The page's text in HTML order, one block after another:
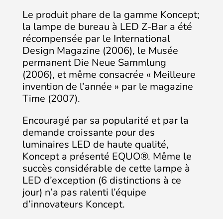
Le produit phare de la gamme Koncept;
la lampe de bureau à LED Z-Bar a été
récompensée par le International
Design Magazine (2006), le Musée
permanent Die Neue Sammlung
(2006), et même consacrée « Meilleure
invention de l’année » par le magazine
Time (2007).
Encouragé par sa popularité et par la
demande croissante pour des
luminaires LED de haute qualité,
Koncept a présenté EQUO®. Même le
succès considérable de cette lampe à
LED d’exception (6 distinctions à ce
jour) n’a pas ralenti l’équipe
d’innovateurs Koncept.